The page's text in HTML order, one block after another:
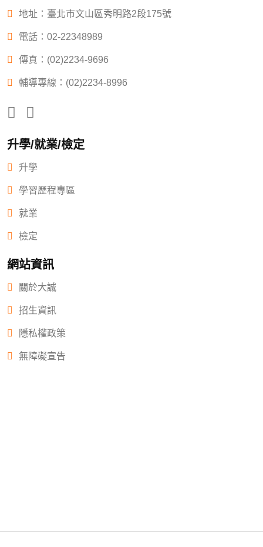
地址：臺北市文山區秀明路2段175號
電話： 02-22348989
傳真：(02)2234-9696
輔導專線：(02)2234-8996
升學/就業/檢定
升學
學習歷程專區
就業
檢定
網站資訊
關於大誠
招生資訊
隱私權政策
無障礙宣告